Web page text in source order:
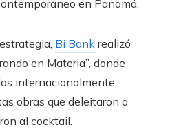
en Panamá.
Bi Bank realizó
en Materia”, donde
internacionalmente,
obras que deleitaron a
al cocktail.